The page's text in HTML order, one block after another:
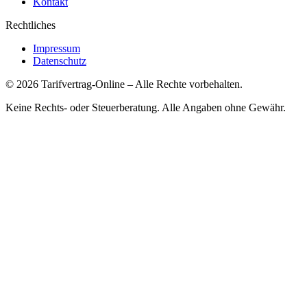
Rechtliches
Impressum
Datenschutz
© 2026 Tarifvertrag-Online – Alle Rechte vorbehalten.
Keine Rechts- oder Steuerberatung. Alle Angaben ohne Gewähr.